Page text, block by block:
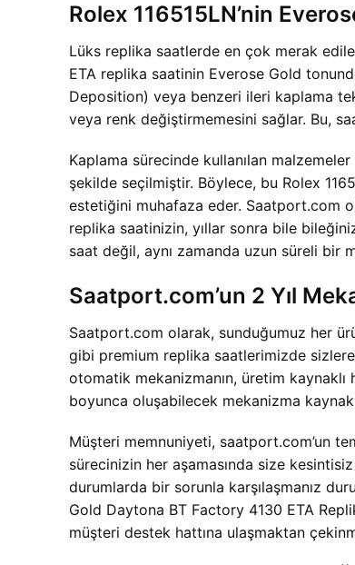
Rolex 116515LN’nin
Lüks replika saatlerde en çok merak
ETA replika saatinin Everose Gold
Deposition) veya benzeri ileri kaplama
veya renk değiştirmemesini sağlar. Bu,
Kaplama sürecinde kullanılan
şekilde seçilmiştir. Böylece, bu Rolex
estetiğini muhafaza eder. Saatport.com
replika saatinizin, yıllar sonra bile
saat değil, aynı zamanda uzun süreli bir
Saatport.com’un 2 Yıl
Saatport.com olarak, sunduğumuz her
gibi premium replika saatlerimizde
otomatik mekanizmanın, üretim kaynaklı
boyunca oluşabilecek mekanizma
Müşteri memnuniyeti, saatport.com’un
sürecinizin her aşamasında size
durumlarda bir sorunla karşılaşmanız
Gold Daytona BT Factory 4130 ETA
müşteri destek hattına ulaşmaktan